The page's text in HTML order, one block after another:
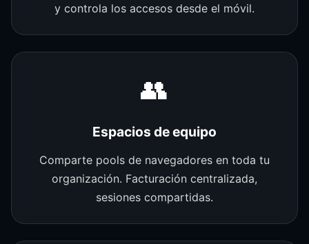
y controla los accesos desde el móvil.
👥
Espacios de equipo
Comparte pools de navegadores en toda tu
organización. Facturación centralizada,
sesiones compartidas.